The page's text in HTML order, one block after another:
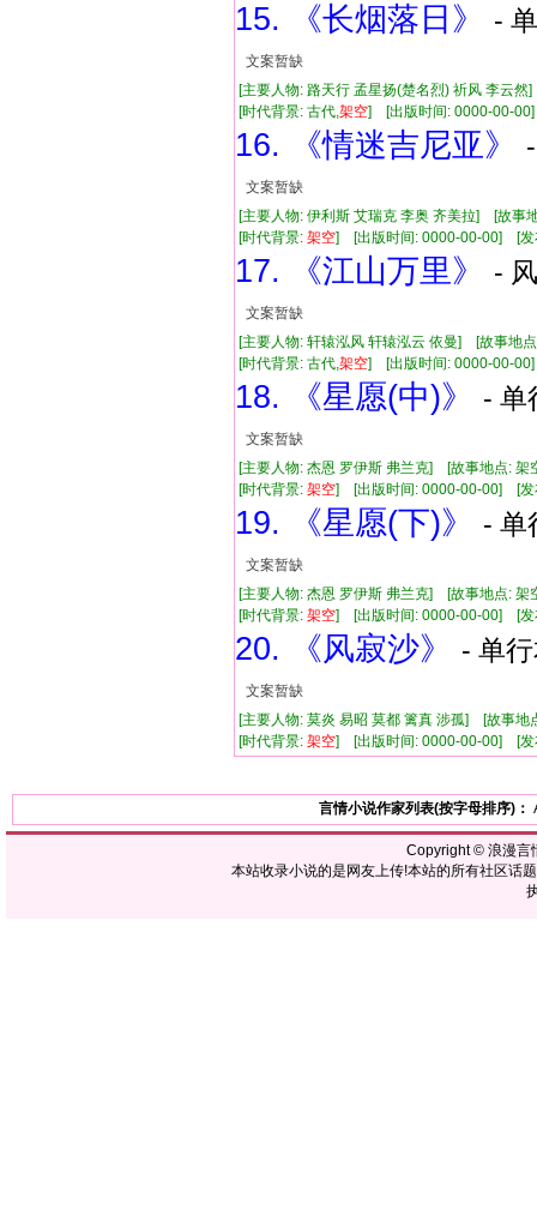
15. 《长烟落日》 -
文案暂缺
[主要人物: 路天行 孟星扬(楚名烈) 祈风 李
[时代背景: 古代,架空] [出版时间: 0000-00-
16. 《情迷吉尼亚》
文案暂缺
[主要人物: 伊利斯 艾瑞克 李奥 齐美拉] [故
[时代背景: 架空] [出版时间: 0000-00-00] [
17. 《江山万里》 -
文案暂缺
[主要人物: 轩辕泓风 轩辕泓云 依曼] [故事
[时代背景: 古代,架空] [出版时间: 0000-00-
18. 《星愿(中)》 - 单
文案暂缺
[主要人物: 杰恩 罗伊斯 弗兰克] [故事地点:
[时代背景: 架空] [出版时间: 0000-00-00] [
19. 《星愿(下)》 - 单
文案暂缺
[主要人物: 杰恩 罗伊斯 弗兰克] [故事地点:
[时代背景: 架空] [出版时间: 0000-00-00] [
20. 《风寂沙》 - 单
文案暂缺
[主要人物: 莫炎 易昭 莫都 篱真 涉孤] [故事
[时代背景: 架空] [出版时间: 0000-00-00] [
言情小说作家列表(按字母排序)：
Copyright © 浪漫言
本站收录小说的是网友上传!本站的所有社区话